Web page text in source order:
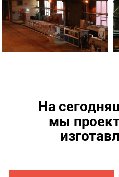
На
мы